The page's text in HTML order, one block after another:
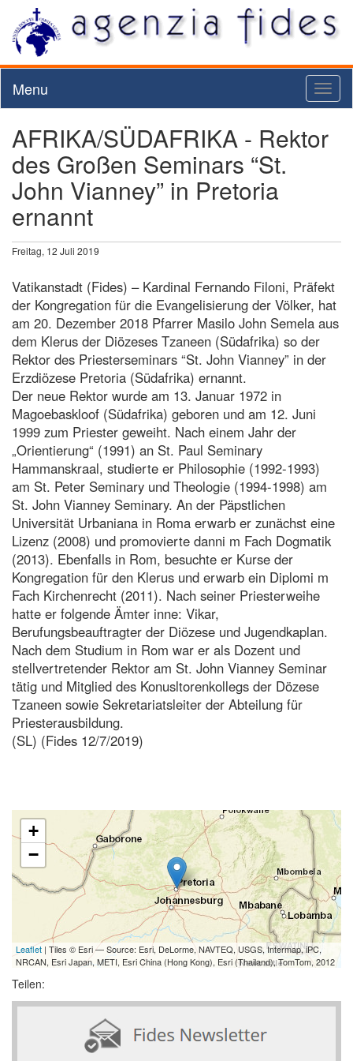
Menu
AFRIKA/SÜDAFRIKA - Rektor
des Großen Seminars “St.
John Vianney” in Pretoria
ernannt
Freitag, 12 Juli 2019
Vatikanstadt (Fides) – Kardinal Fernando Filoni, Präfekt
der Kongregation für die Evangelisierung der Völker, hat
am 20. Dezember 2018 Pfarrer Masilo John Semela aus
dem Klerus der Diözeses Tzaneen (Südafrika) so der
Rektor des Priesterseminars “St. John Vianney” in der
Erzdiözese Pretoria (Südafrika) ernannt.
Der neue Rektor wurde am 13. Januar 1972 in
Magoebaskloof (Südafrika) geboren und am 12. Juni
1999 zum Priester geweiht. Nach einem Jahr der
„Orientierung“ (1991) an St. Paul Seminary
Hammanskraal, studierte er Philosophie (1992-1993)
am St. Peter Seminary und Theologie (1994-1998) am
St. John Vianney Seminary. An der Päpstlichen
Universität Urbaniana in Roma erwarb er zunächst eine
Lizenz (2008) und promovierte danni m Fach Dogmatik
(2013). Ebenfalls in Rom, besuchte er Kurse der
Kongregation für den Klerus und erwarb ein Diplomi m
Fach Kirchenrecht (2011). Nach seiner Priesterweihe
hatte er folgende Ämter inne: Vikar,
Berufungsbeauftragter der Diözese und Jugendkaplan.
Nach dem Studium in Rom war er als Dozent und
stellvertretender Rektor am St. John Vianney Seminar
tätig und Mitglied des Konusltorenkollegs der Dözese
Tzaneen sowie Sekretariatsleiter der Abteilung für
Priesterausbildung.
(SL) (Fides 12/7/2019)
+
−
Leaflet | Tiles © Esri — Source: Esri, DeLorme, NAVTEQ, USGS, Intermap, iPC,
NRCAN, Esri Japan, METI, Esri China (Hong Kong), Esri (Thailand), TomTom, 2012
Teilen: